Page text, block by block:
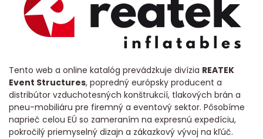
Tento web a online katalóg prevádzkuje divízia REATEK
Event Structures, popredný európsky producent a
distribútor vzduchotesných konštrukcií, tlakových brán a
pneu-mobiliáru pre firemný a eventový sektor. Pôsobíme
naprieč celou EÚ so zameraním na expresnú expedíciu,
pokročilý priemyselný dizajn a zákazkový vývoj na kľúč.